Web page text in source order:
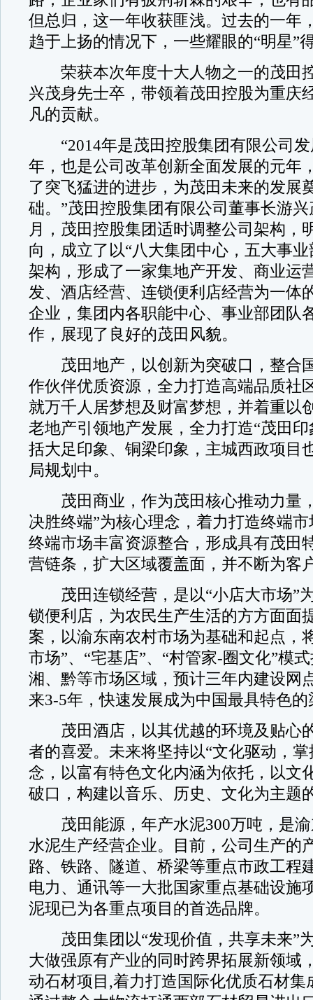
但总归，这一年收获匪浅。过去的一年
趋于上扬的情况下，一些耀眼的“明星”
荣获本次年度十大人物之一的茂田
兴茂身先士卒，带领着茂田控股为重庆
凡的贡献。
“2014年是茂田控股集团有限公司发
年，也是公司改革创新全面发展的元年
了突飞猛进的进步，为茂田未来的发展
础。”茂田控股集团有限公司董事长游兴
月，茂田控股集团适时调整公司架构，
向，成立了以“八大集团中心，五大事
架构，形成了一家集地产开发、商业运
发、酒店经营、连锁便利店经营为一体
企业，集团内各职能中心、事业部团队
作，展现了良好的茂田风貌。
茂田地产，以创新为突破口，整合
作伙伴优质资源，全力打造高端品质社
就万千人居梦想及财富梦想，并着重以
老地产引领地产发展，全力打造“茂田
括大足印象、铜梁印象，主城西政项目
局规划中。
茂田商业，作为茂田核心推动力量
决胜终端”为核心理念，着力打造终端
终端市场丰富资源整合，形成具有茂田
营链条，扩大区域覆盖面，并不断为客
茂田连锁经营，是以“小店大市场”
锁便利店，为农民生产生活的方方面面
案，以渝东南农村市场为基础和起点，
市场”、“宅基店”、“村管家-圈文化”模
湘、黔等市场区域，预计三年内建设网
来3-5年，快速发展成为中国最具特色
茂田酒店，以其优越的环境及贴心
者的喜爱。未来将坚持以“文化驱动，
念，以富有特色文化内涵为依托，以文
破口，构建以音乐、历史、文化为主题
茂田能源，年产水泥300万吨，是渝
水泥生产经营企业。目前，公司生产的
路、铁路、隧道、桥梁等重点市政工程
电力、通讯等一大批国家重点基础设施
泥现已为各重点项目的首选品牌。
茂田集团以“发现价值，共享未来”
大做强原有产业的同时跨界拓展新领域
动石材项目,着力打造国际化优质石材集